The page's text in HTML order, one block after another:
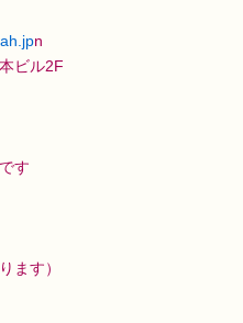
n
ビル2F
す
ます）